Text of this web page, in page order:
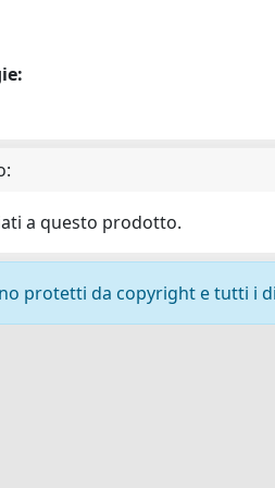
a questo prodotto.
protetti da copyright e tutti i